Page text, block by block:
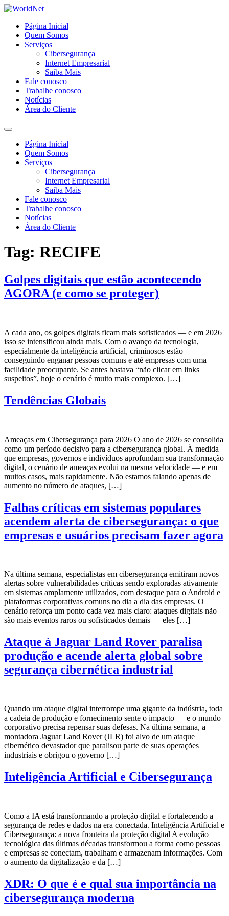
Página Inicial
Quem Somos
Serviços
Cibersegurança
Internet Empresarial
Saiba Mais
Fale conosco
Trabalhe conosco
Notícias
Área do Cliente
Página Inicial
Quem Somos
Serviços
Cibersegurança
Internet Empresarial
Saiba Mais
Fale conosco
Trabalhe conosco
Notícias
Área do Cliente
Tag: RECIFE
Golpes digitais que estão acontecendo
AGORA (e como se proteger)
A cada ano, os golpes digitais ficam mais sofisticados — e em 2026
isso se intensificou ainda mais. Com o avanço da tecnologia,
especialmente da inteligência artificial, criminosos estão
conseguindo enganar pessoas comuns e até empresas com uma
facilidade preocupante. Se antes bastava “não clicar em links
suspeitos”, hoje o cenário é muito mais complexo. […]
Tendências Globais
Ameaças em Cibersegurança para 2026 O ano de 2026 se consolida
como um período decisivo para a cibersegurança global. À medida
que empresas, governos e indivíduos aprofundam sua transformação
digital, o cenário de ameaças evolui na mesma velocidade — e em
muitos casos, mais rapidamente. Não estamos falando apenas de
aumento no número de ataques, […]
Falhas críticas em sistemas populares
acendem alerta de cibersegurança: o que
empresas e usuários precisam fazer agora
Na última semana, especialistas em cibersegurança emitiram novos
alertas sobre vulnerabilidades críticas sendo exploradas ativamente
em sistemas amplamente utilizados, com destaque para o Android e
plataformas corporativas comuns no dia a dia das empresas. O
cenário reforça um ponto cada vez mais claro: ataques digitais não
são mais eventos raros ou sofisticados demais — eles […]
Ataque à Jaguar Land Rover paralisa
produção e acende alerta global sobre
segurança cibernética industrial
Quando um ataque digital interrompe uma gigante da indústria, toda
a cadeia de produção e fornecimento sente o impacto — e o mundo
corporativo precisa repensar suas defesas. Na última semana, a
montadora Jaguar Land Rover (JLR) foi alvo de um ataque
cibernético devastador que paralisou parte de suas operações
industriais e obrigou o governo […]
Inteligência Artificial e Cibersegurança
Como a IA está transformando a proteção digital e fortalecendo a
segurança de redes e dados na era conectada. Inteligência Artificial e
Cibersegurança: a nova fronteira da proteção digital A evolução
tecnológica das últimas décadas transformou a forma como pessoas
e empresas se conectam, trabalham e armazenam informações. Com
o aumento da digitalização e da […]
XDR: O que é e qual sua importância na
cibersegurança moderna